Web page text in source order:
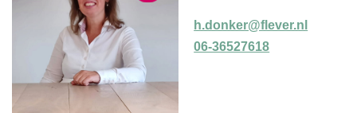
h.donker@flever.nl
06-36527618